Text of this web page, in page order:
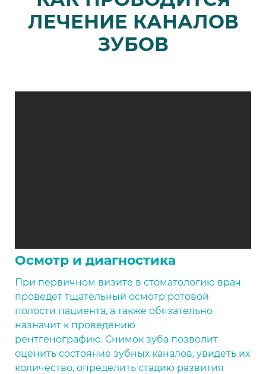
ЛЕЧЕНИЕ КАНАЛОВ
ЗУБОВ
Осмотр и диагностика
При первичном визите в стоматологию врач
проведет тщательный осмотр ротовой
полости пациента, а также обязательно
назначит к проведению
рентгенографию. Снимок зуба позволит
оценить состояние зубных каналов, увидеть их
количество, определить стадию развития